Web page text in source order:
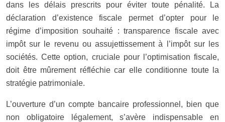
dans les délais prescrits pour éviter toute pénalité. La
déclaration d’existence fiscale permet d’opter pour le
régime d’imposition souhaité : transparence fiscale avec
impôt sur le revenu ou assujettissement à l’impôt sur les
sociétés. Cette option, cruciale pour l’optimisation fiscale,
doit être mûrement réfléchie car elle conditionne toute la
stratégie patrimoniale.
L’ouverture d’un compte bancaire professionnel, bien que
non obligatoire légalement, s’avère indispensable en